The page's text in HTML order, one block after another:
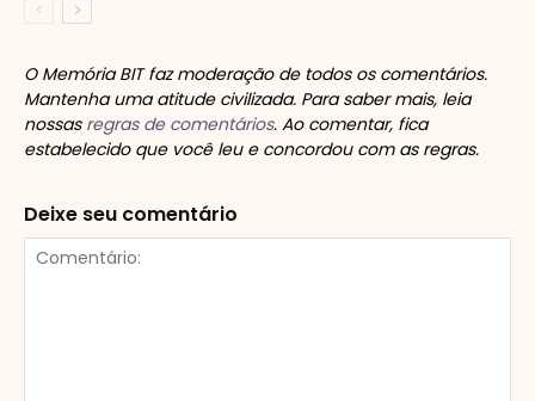
O Memória BIT faz moderação de todos os comentários.
Mantenha uma atitude civilizada. Para saber mais, leia
nossas regras de comentários. Ao comentar, fica
estabelecido que você leu e concordou com as regras.
Deixe seu comentário